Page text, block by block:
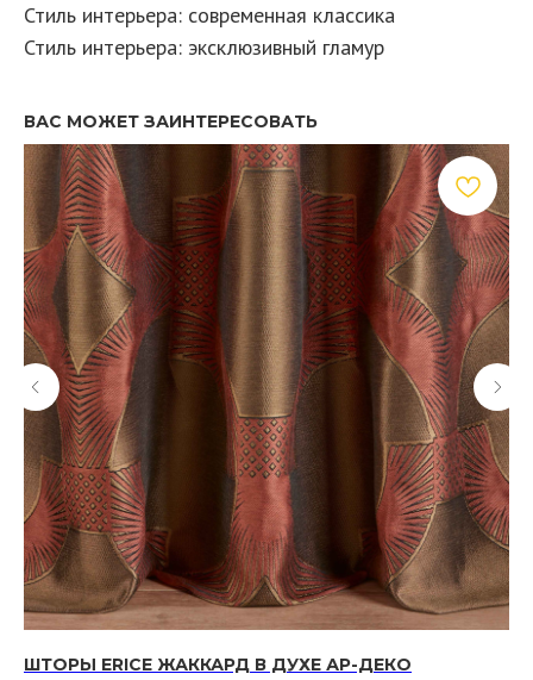
Стиль интерьера: современная классика
Стиль интерьера: эксклюзивный гламур
ВАС МОЖЕТ ЗАИНТЕРЕСОВАТЬ
ШТОРЫ ERICE ЖАККАРД В ДУХЕ АР-ДЕКО